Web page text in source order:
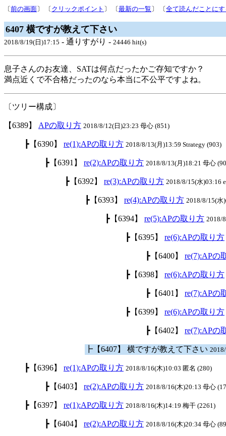
〔前の画面〕 〔 クリックポイント 〕 〔最新の一覧 〕 〔全て読んだことに
6407 横ですが教えて下さい
2018/8/19(日)17:15 - 通りすがり - 24446 hit(s)
息子さんのお友達、SATは何点だったかご存知ですか？
満点近くで不合格だったのなら本当に不公平ですよね。
〔ツリー構成〕
【6389】 APの取り方 2018/8/12(日)23:23 母心 (851)
┣【6390】 re(1):APの取り方 2018/8/13(月)13:59 Strategy (903)
┣【6391】 re(2):APの取り方 2018/8/13(月)18:21 母心
┣【6392】 re(3):APの取り方 2018/8/15(水)03:16
┣【6393】 re(4):APの取り方 2018/8/15(水
┣【6394】 re(5):APの取り方 2018/
┣【6395】 re(6):APの取り方
┣【6400】 re(7):APの
┣【6398】 re(6):APの取り方
┣【6401】 re(7):APの
┣【6399】 re(6):APの取り方
┣【6402】 re(7):APの
┣【6407】 横ですが教えて下さい
┣【6396】 re(1):APの取り方 2018/8/16(木)10:03 匿名 (280)
┣【6403】 re(2):APの取り方 2018/8/16(木)20:13 母心
┣【6397】 re(1):APの取り方 2018/8/16(木)14:19 梅干 (2261)
┣【6404】 re(2):APの取り方 2018/8/16(木)20:34 母心